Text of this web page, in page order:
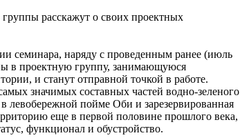
расскажут о своих проектных
семинара, наряду с проведенным ранее (июль
в проектную группу, занимающуюся
и станут отправной точкой в работе.
значимых составных частей водно-зеленого
левобережной пойме Оби и зарезервированная
еще в первой половине прошлого века,
функционал и обустройство.